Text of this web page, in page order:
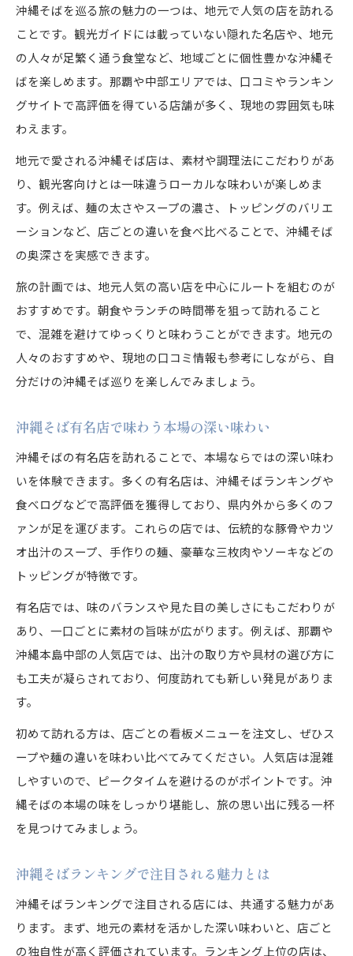
沖縄そば高評価店で味わう旅の思い出
沖縄そば旅で出会う地元自慢の一杯
沖縄そば旅で感じる伝統文化の奥深さ
沖縄そば名店で伝統と現代を味わう旅
沖縄そばランキングが伝える歴史背景
沖縄そば地元人気店で文化を体感する
沖縄そばを巡る旅の魅力の一つは、地元で人気の店を訪れる
ことです。観光ガイドには載っていない隠れた名店や、地元
の人々が足繁く通う食堂など、地域ごとに個性豊かな沖縄そ
ばを楽しめます。那覇や中部エリアでは、口コミやランキン
グサイトで高評価を得ている店舗が多く、現地の雰囲気も味
わえます。
地元で愛される沖縄そば店は、素材や調理法にこだわりがあ
り、観光客向けとは一味違うローカルな味わいが楽しめま
す。例えば、麺の太さやスープの濃さ、トッピングのバリエ
ーションなど、店ごとの違いを食べ比べることで、沖縄そば
の奥深さを実感できます。
旅の計画では、地元人気の高い店を中心にルートを組むのが
おすすめです。朝食やランチの時間帯を狙って訪れること
で、混雑を避けてゆっくりと味わうことができます。地元の
人々のおすすめや、現地の口コミ情報も参考にしながら、自
分だけの沖縄そば巡りを楽しんでみましょう。
沖縄そば有名店で味わう本場の深い味わい
沖縄そばの有名店を訪れることで、本場ならではの深い味わ
いを体験できます。多くの有名店は、沖縄そばランキングや
食べログなどで高評価を獲得しており、県内外から多くのフ
ァンが足を運びます。これらの店では、伝統的な豚骨やカツ
オ出汁のスープ、手作りの麺、豪華な三枚肉やソーキなどの
トッピングが特徴です。
有名店では、味のバランスや見た目の美しさにもこだわりが
あり、一口ごとに素材の旨味が広がります。例えば、那覇や
沖縄本島中部の人気店では、出汁の取り方や具材の選び方に
も工夫が凝らされており、何度訪れても新しい発見がありま
す。
初めて訪れる方は、店ごとの看板メニューを注文し、ぜひス
ープや麺の違いを味わい比べてみてください。人気店は混雑
しやすいので、ピークタイムを避けるのがポイントです。沖
縄そばの本場の味をしっかり堪能し、旅の思い出に残る一杯
を見つけてみましょう。
沖縄そばランキングで注目される魅力とは
沖縄そばランキングで注目される店には、共通する魅力があ
ります。まず、地元の素材を活かした深い味わいと、店ごと
の独自性が高く評価されています。ランキング上位の店は、